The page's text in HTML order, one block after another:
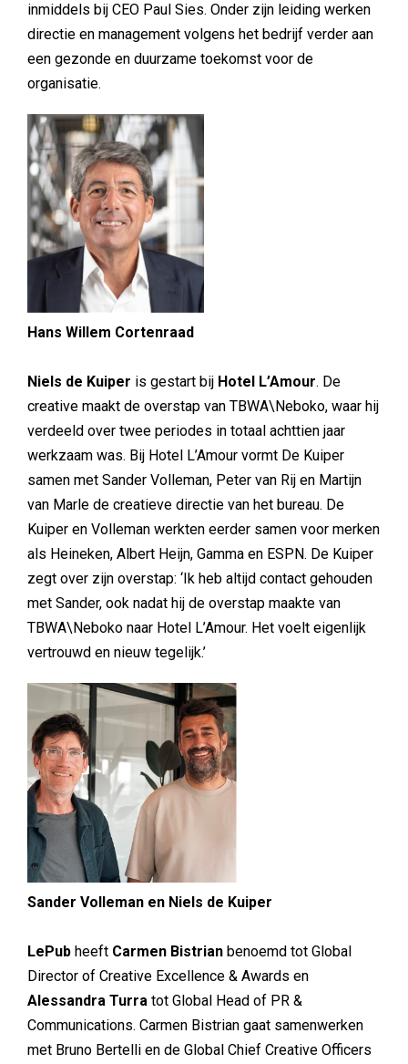
inmiddels bij CEO Paul Sies. Onder zijn leiding werken
directie en management volgens het bedrijf verder aan
een gezonde en duurzame toekomst voor de
organisatie.
Hans Willem Cortenraad
Niels de Kuiper is gestart bij Hotel L’Amour. De
creative maakt de overstap van TBWA\Neboko, waar hij
verdeeld over twee periodes in totaal achttien jaar
werkzaam was. Bij Hotel L’Amour vormt De Kuiper
samen met Sander Volleman, Peter van Rij en Martijn
van Marle de creatieve directie van het bureau. De
Kuiper en Volleman werkten eerder samen voor merken
als Heineken, Albert Heijn, Gamma en ESPN. De Kuiper
zegt over zijn overstap: ‘Ik heb altijd contact gehouden
met Sander, ook nadat hij de overstap maakte van
TBWA\Neboko naar Hotel L’Amour. Het voelt eigenlijk
vertrouwd en nieuw tegelijk.’
Sander Volleman en Niels de Kuiper
LePub heeft Carmen Bistrian benoemd tot Global
Director of Creative Excellence & Awards en
Alessandra Turra tot Global Head of PR &
Communications. Carmen Bistrian gaat samenwerken
met Bruno Bertelli en de Global Chief Creative Officers